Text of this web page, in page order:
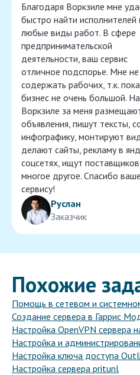
Благодаря Воркзиле мне
быстро найти исполнителей
любые виды работ. В сфере
предпринимательской
деятельности, ваш сервис
отличное подспорье. Мне
содержать рабочих, т.к. пока
бизнес не очень большой. На
Воркзиле за меня
объявления, пишут тексты,
инфографику, монтируют
делают сайты, рекламу в
соцсетях, ищут
многое другое. Спасибо
сервису!
Руслан
Заказчик
Похожие
Помощь в сетевом и
Создание сервера в Гаррис
Настройка OpenVPN сервера
Настройка и
Настройка ключа доступа
Настройка сервера pritunl